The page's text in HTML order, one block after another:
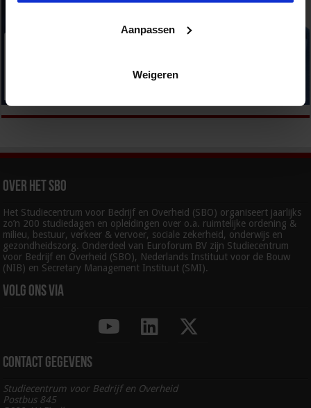
Aanpassen
Weigeren
Over het SBO
Het Studiecentrum voor Bedrijf en Overheid (SBO) organiseert jaarlijks
zo’n 200 studiedagen en opleidingen over o.a. ruimtelijke ordening &
milieu, bestuur, verkeer & vervoer, sociale zekerheid, onderwijs en
gezondheidszorg. Onderdeel van Euroforum BV zijn Studiecentrum
voor Bedrijf en Overheid (SBO), Nederlands Instituut voor de Bouw
(NIB) en Secretary Management Instituut (SMI).
Volg ons via
Contact gegevens
Studiecentrum voor Bedrijf en Overheid
Postbus 845